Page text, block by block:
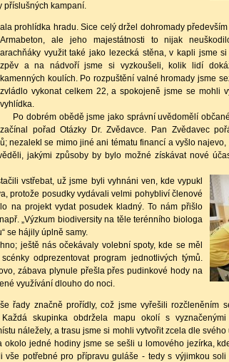
příslušných kampaní.
prohlídka hradu. Sice celý držel dohromady
Armabeton, ale jeho majestátnosti to nijak
arachňáky využit také jako lezecká stěna, v kapli jsme
zpěv a na nádvoří jsme si vyzkoušeli, kolik lidí
kamenných koulích. Po rozpuštění valné hromady jsme
zvládlo vykonat celkem 22, a spokojeně jsme se mohli
vyhlídka.
Po dobrém obědě jsme jako správní uvědomělí
začínal pořad Otázky Dr. Zvědavce. Pan Zvědavec
nezalekl se mimo jiné ani tématu financí a vyšlo
jakými způsoby by bylo možné získávat nové
vstřebat,už jsme byli vyhnáni ven, kde vypukl
protože posudky vydávali velmi pohybliví členové
na projekt vydat posudek kladný. To nám přišlo
„Výzkum biodiversity na těle terénního biologa
se hájily úplně samy.
ještě nás očekávaly volební spoty, kde se měl
odprezentovat program jednotlivých týmů.
zábava plynule přešla přes pudinkové hody na
využívání dlouho do noci.
řady značně prořídly, což jsme vyřešili rozčleněním
skupinka obdržela mapu okolí s
náležely, a trasu jsme si mohli vytvořit zcela dle
jedné hodiny jsme se sešli u lomového jezírka,
vše potřebné pro přípravu guláše - tedy s výjimkou